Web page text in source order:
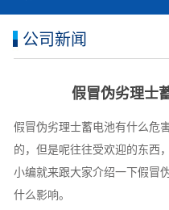
公司新闻
假冒伪劣理士
假冒伪劣理士蓄电池有什么危
的，但是呢往往受欢迎的东西
小编就来跟大家介绍一下假冒
什么影响。